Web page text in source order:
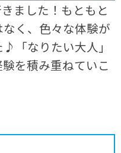
ました！もともと
く、色々な体験が
「なりたい大人」
を積み重ねていこ